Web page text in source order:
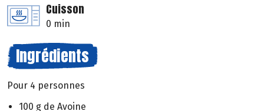
Cuisson
0 min
Ingrédients
Pour 4 personnes
100 g de Avoine